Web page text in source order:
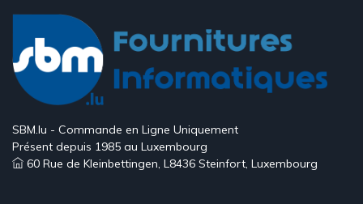
SBM.lu - Commande en Ligne Uniquement
Présent depuis 1985 au Luxembourg
60 Rue de Kleinbettingen, L8436 Steinfort, Luxembourg